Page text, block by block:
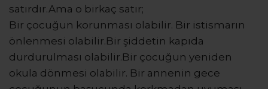
satırdır.Ama o birkaç satır;
Bir çocuğun korunması olabilir. Bir istismarın
önlenmesi olabilir.Bir şiddetin kapıda
durdurulması olabilir.Bir çocuğun yeniden
okula dönmesi olabilir. Bir annenin gece